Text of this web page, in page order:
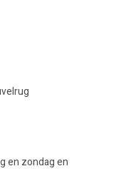
en zondag en